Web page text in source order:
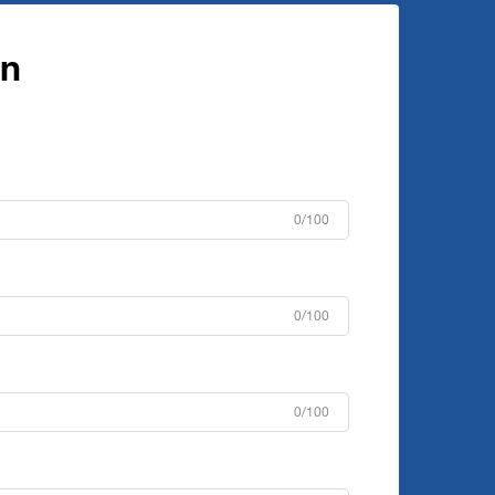
0/100
0/100
0/100